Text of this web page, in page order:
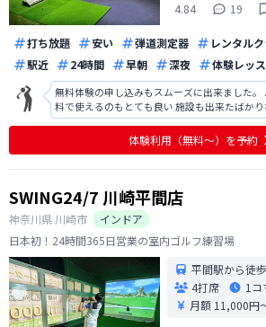
4.84
19
打ち放題 安い 弾道測定器 レンタル
駅近
24時間 早朝 深夜 体験レッ
無料体験の申し込みもスムーズに出来ました。 パター、駐車スペースが無
料で使えるのもとても良い 施設も出来たばかりなのと、手入れがしっかり
されていてとても綺麗だった
体験利用（無料〜）を予約
SWING24/7 川崎平間店
神奈川県 川崎市
インドア
日本初！24時間365日営業の室内ゴルフ練習場
平間駅から徒
4打席
1コ
月額 11,000円